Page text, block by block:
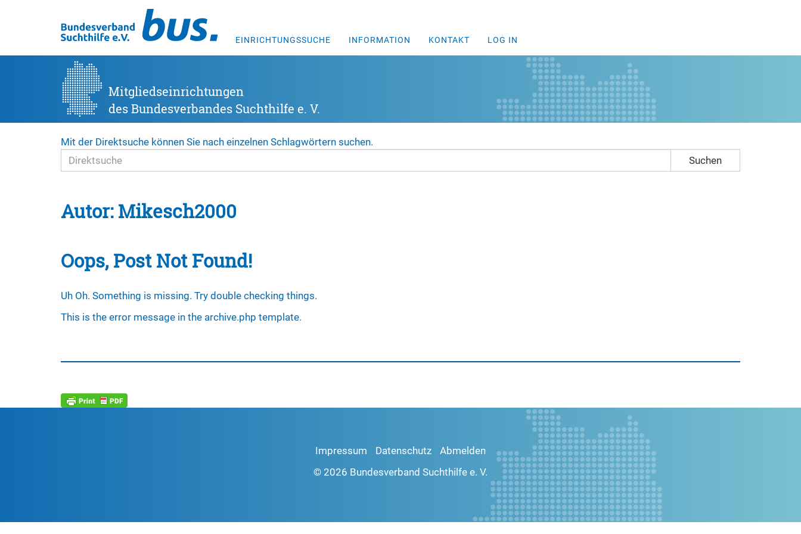
EINRICHTUNGSSUCHE INFORMATION KONTAKT LOG IN
Mitgliedseinrichtungen
des Bundesverbandes Suchthilfe e. V.
Mit der Direktsuche können Sie nach einzelnen Schlagwörtern suchen.
Suchen
Autor: Mikesch2000
Oops, Post Not Found!
Uh Oh. Something is missing. Try double checking things.
This is the error message in the archive.php template.
Impressum Datenschutz
Abmelden
© 2026 Bundesverband Suchthilfe e. V.